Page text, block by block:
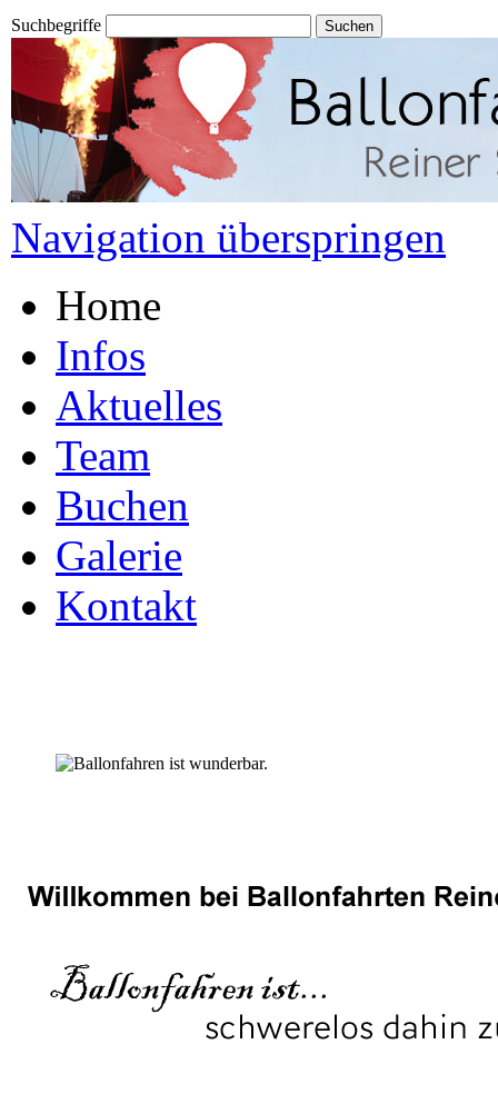
Suchbegriffe
Navigation überspringen
Home
Infos
Aktuelles
Team
Buchen
Galerie
Kontakt